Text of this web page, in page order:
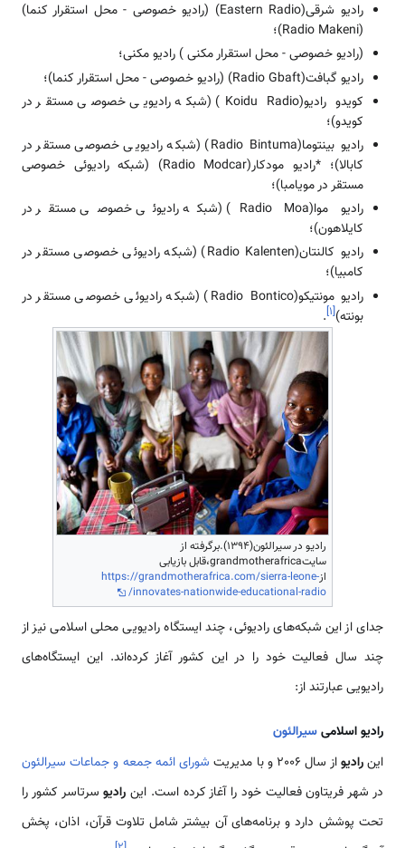
رادیو شرقی(Eastern Radio) (رادیو خصوصی - محل استقرار کنما)
(Radio Makeni)؛
(رادیو خصوصی - محل استقرار مکنی ) رادیو مکنی؛
رادیو گبافت(Radio Gbaft) (رادیو خصوصی - محل استقرار کنما)؛
کویدو رادیو(Koidu Radio) (شبکه رادیویی خصوصی مستقر در
کویدو)؛
رادیو بینتوما(Radio Bintuma) (شبکه رادیویی خصوصی مستقر در
کابالا)؛ *رادیو مودکار(Radio Modcar) (شبکه رادیوئی خصوصی
مستقر در مویامبا)؛
رادیو موا(Radio Moa) (شبکه رادیوئی خصوصی مستقر در
کایلاهون)؛
رادیو کالنتان(Radio Kalenten) (شبکه رادیوئی خصوصی مستقر در
کامبیا)؛
رادیو مونتیکو(Radio Bontico) (شبکه رادیوئی خصوصی مستقر در
بونته)[۱]
.
رادیو در سیرالئون(1394).برگرفته از
سایتgrandmotherafrica،قابل بازیابی
ازhttps://grandmotherafrica.com/sierra-leone-
innovates-nationwide-educational-radio/
جدای از این شبكه‌های رادیوئی، چند ایستگاه رادیویی محلی اسلامی نیز از
چند سال فعالیت‌ خود را در این كشور آغاز کرده‌­اند. این ایستگاه‌های
رادیویی عبارتند از:
رادیو اسلامیسیرالئون
اینرادیواز سال 2006 و با مدیریت
شورای ائمه جمعه و جماعات سیرالئون
در شهر فریتاون فعالیت خود را آغاز کرده است. این رادیوسرتاسر کشور را
تحت پوشش دارد و برنامه‌های آن بیشتر شامل تلاوت قرآن، اذان، پخش